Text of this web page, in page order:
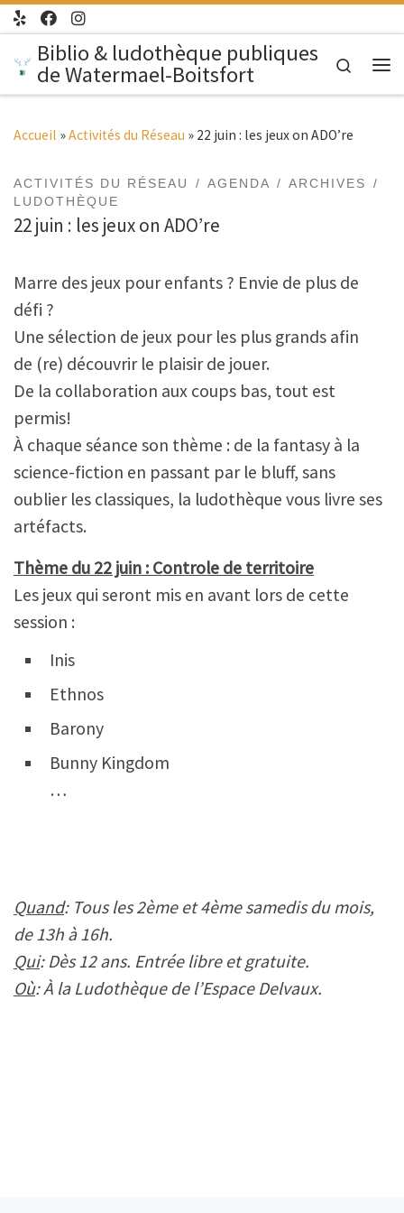
Passer au contenu
Biblio & ludothèque publiques
de Watermael-Boitsfort
Search
Accueil »Activités du Réseau » 22 juin : les jeux on ADO’re
ACTIVITÉS DU RÉSEAU AGENDA
ARCHIVES
LUDOTHÈQUE
22 juin : les jeux on ADO’re
Marre des jeux pour enfants ? Envie de plus de
défi ?
Une sélection de jeux pour les plus grands afin
de (re) découvrir le plaisir de jouer.
De la collaboration aux coups bas, tout est
permis!
À chaque séance son thème : de la fantasy à la
science-fiction en passant par le bluff, sans
oublier les classiques, la ludothèque vous livre ses
artéfacts.
Thème du 22 juin : Controle de territoire
Les jeux qui seront mis en avant lors de cette
session :
Inis
Ethnos
Barony
Bunny Kingdom
…
Quand: Tous les 2ème et 4ème samedis du mois,
de 13h à 16h.
Qui: Dès 12 ans. Entrée libre et gratuite.
Où: À la Ludothèque de l’Espace Delvaux.